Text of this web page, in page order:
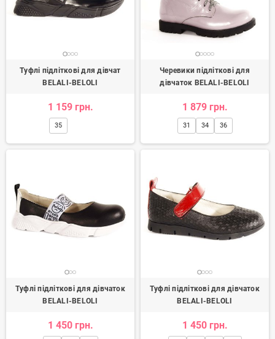
Туфлі підліткові для дівчат
BELALI-BELOLI
1 159 грн.
35
Черевики підліткові для
дівчаток BELALI-BELOLI
1 879 грн.
31 34 36
Туфлі підліткові для дівчаток
BELALI-BELOLI
1 450 грн.
Туфлі підліткові для дівчаток
BELALI-BELOLI
1 450 грн.